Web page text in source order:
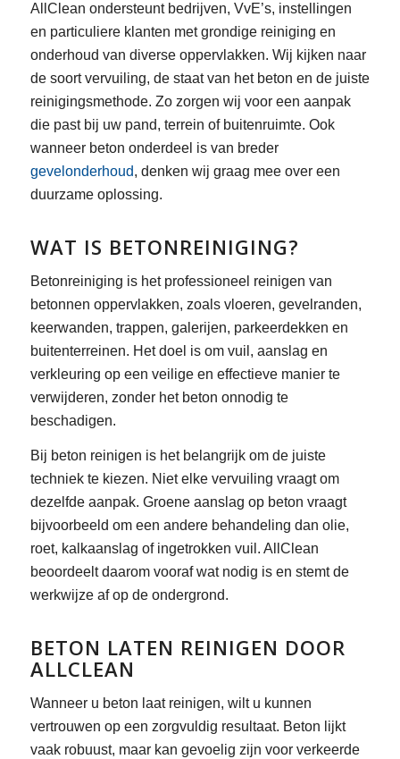
AllClean ondersteunt bedrijven, VvE’s, instellingen
en particuliere klanten met grondige reiniging en
onderhoud van diverse oppervlakken. Wij kijken naar
de soort vervuiling, de staat van het beton en de juiste
reinigingsmethode. Zo zorgen wij voor een aanpak
die past bij uw pand, terrein of buitenruimte. Ook
wanneer beton onderdeel is van breder
gevelonderhoud, denken wij graag mee over een
duurzame oplossing.
WAT IS BETONREINIGING?
Betonreiniging is het professioneel reinigen van
betonnen oppervlakken, zoals vloeren, gevelranden,
keerwanden, trappen, galerijen, parkeerdekken en
buitenterreinen. Het doel is om vuil, aanslag en
verkleuring op een veilige en effectieve manier te
verwijderen, zonder het beton onnodig te
beschadigen.
Bij beton reinigen is het belangrijk om de juiste
techniek te kiezen. Niet elke vervuiling vraagt om
dezelfde aanpak. Groene aanslag op beton vraagt
bijvoorbeeld om een andere behandeling dan olie,
roet, kalkaanslag of ingetrokken vuil. AllClean
beoordeelt daarom vooraf wat nodig is en stemt de
werkwijze af op de ondergrond.
BETON LATEN REINIGEN DOOR
ALLCLEAN
Wanneer u beton laat reinigen, wilt u kunnen
vertrouwen op een zorgvuldig resultaat. Beton lijkt
vaak robuust, maar kan gevoelig zijn voor verkeerde